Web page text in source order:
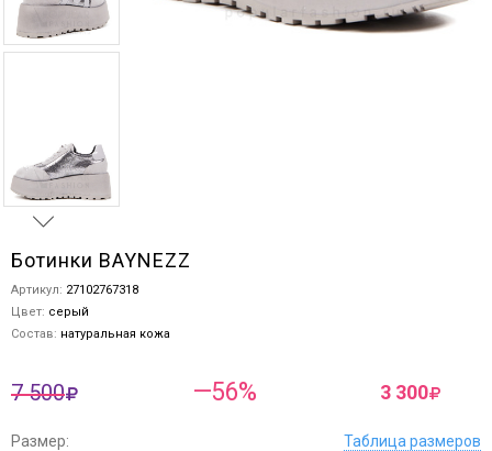
Ботинки BAYNEZZ
Артикул: 27102767318
Цвет: серый
Состав: натуральная кожа
7 500 —56% 3 300
Размер:
Таблица размеров